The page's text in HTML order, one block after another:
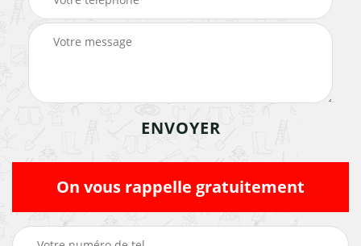
On vous rappelle gratuitement